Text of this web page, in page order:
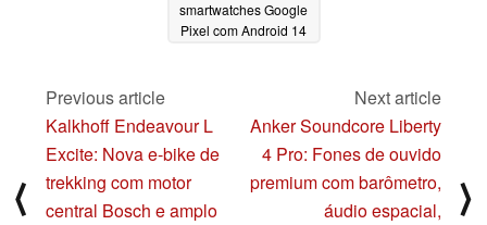
smartwatches Google
Pixel com Android 14
⟨
Previous article
Kalkhoff Endeavour L
Excite: Nova e-bike de
trekking com motor
central Bosch e amplo
Next article
Anker Soundcore Liberty
4 Pro: Fones de ouvido
premium com barômetro,
áudio espacial,
⟩